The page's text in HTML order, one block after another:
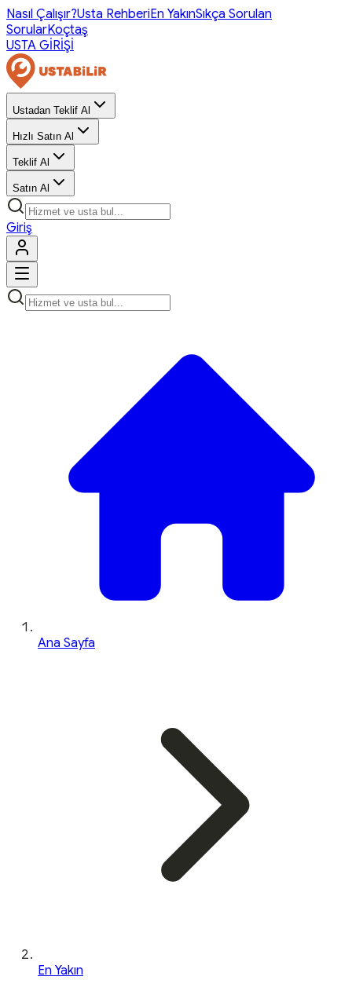
Nasıl Çalışır?Usta RehberiEn YakınSıkça Sorulan
SorularKoçtaş
USTA GİRİŞİ
Ustadan Teklif Al
Hızlı Satın Al
Teklif Al
Satın Al
Giriş
Ana Sayfa
En Yakın